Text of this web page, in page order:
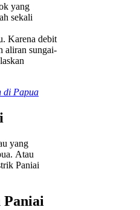
yang
sekali
Karena debit
aliran sungai-
di Papua
yang
Atau
Paniai
Paniai